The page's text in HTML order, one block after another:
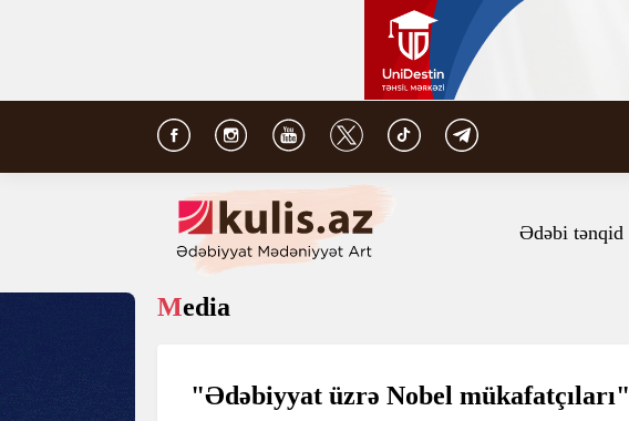
Ədəbi tənqid
Media
"Ədəbiyyat üzrə Nobel mükafatçıları"